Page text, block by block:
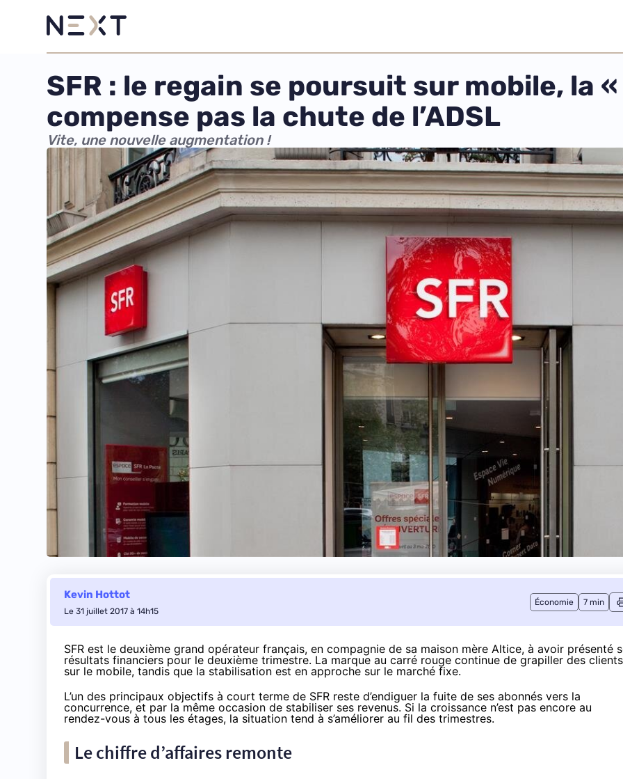
SFR : le regain se poursuit sur mobile, la
compense pas la chute de l’ADSL
Vite, une nouvelle augmentation !
Kevin Hottot
Le 31 juillet 2017 à 14h15
Économie 7 min
SFR est le deuxième grand opérateur français, en compagnie de sa maison mère Altice, à avoir présenté
résultats financiers pour le deuxième trimestre. La marque au carré rouge continue de grapiller des clients
sur le mobile, tandis que la stabilisation est en approche sur le marché fixe.
L’un des principaux objectifs à court terme de SFR reste d’endiguer la fuite de ses abonnés vers la
concurrence, et par la même occasion de stabiliser ses revenus. Si la croissance n’est pas encore au
rendez-vous à tous les étages, la situation tend à s’améliorer au fil des trimestres.
Le chiffre d’affaires remonte